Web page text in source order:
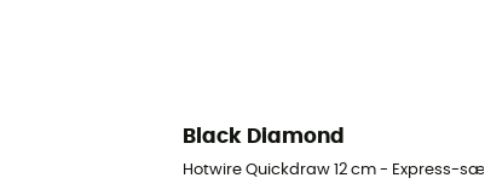
Black Diamond
Hotwire Quickdraw 12 cm - Express-sæt